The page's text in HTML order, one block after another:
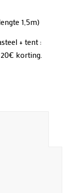
1,5m)
+ tent :
korting.
Beschrijving